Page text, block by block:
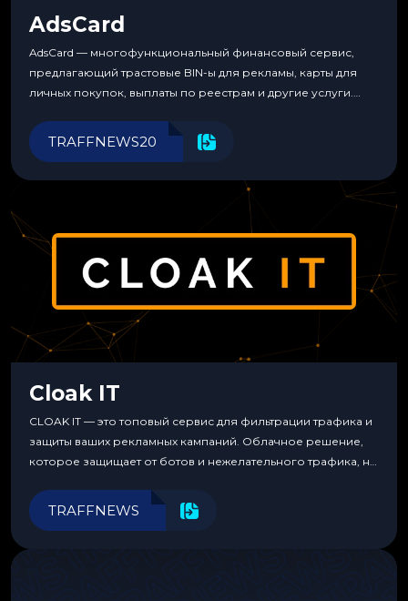
AdsCard
AdsCard — многофункциональный финансовый сервис,
предлагающий трастовые BIN-ы для рекламы, карты для
личных покупок, выплаты по реестрам и другие услуги.
инструменты для управления финансами.
TRAFFNEWS20
Cloak IT
CLOAK IT — это топовый сервис для фильтрации трафика и
защиты ваших рекламных кампаний. Облачное решение,
которое защищает от ботов и нежелательного трафика, не
программирования.
TRAFFNEWS